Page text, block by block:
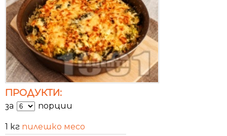
ПРОДУКТИ:
за порции
1 кг пилешко месо